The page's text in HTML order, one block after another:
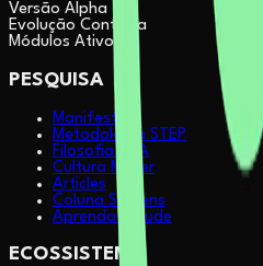
Versão Alpha
Evolução Contínua
Módulos Ativos
PESQUISA
Manifesto
Metodologia STEP
Filosofia & IA
Cultura Maker
Articles
Coluna Sapiens
Aprenda Claude
ECOSSISTEMA